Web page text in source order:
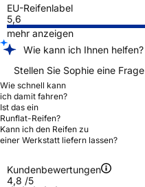
EU-Reifenlabel
5,6
mehr anzeigen
Wie kann ich Ihnen helfen?
Stellen Sie Sophie eine Frage
Wie schnell kann
ich damit fahren?
Ist das ein
Runflat-Reifen?
Kann ich den Reifen zu
einer Werkstatt liefern lassen?
Kundenbewertungen
4,8 /5